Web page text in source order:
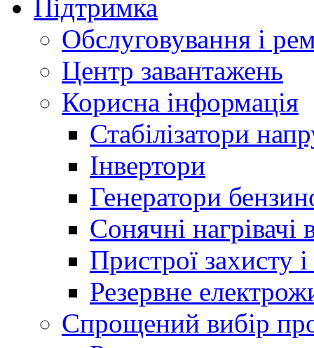
Підтримка
Обслуговування і
Центр завантажень
Корисна інформація
Стабілізатори
Інвертори
Генератори
Сонячні нагрівачі
Пристрої захисту і
Резервне
Спрощений вибір